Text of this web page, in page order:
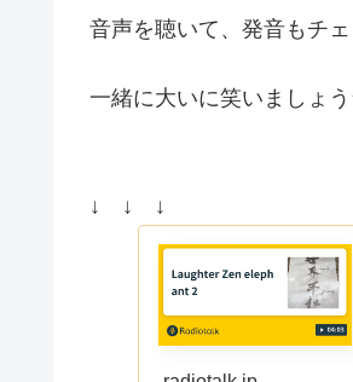
音声を聴いて、発音もチ
一緒に大いに笑いましょ
↓ ↓ ↓